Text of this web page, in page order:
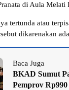
di Aula
tertunda atau
dikarenakan
Baca Juga
BKAD Sumut
Pemprov